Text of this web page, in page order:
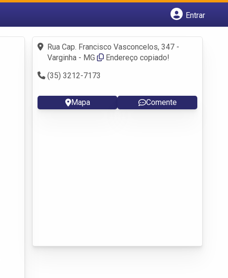
Entrar
Fazer login
Criar conta
Rua Cap. Francisco Vasconcelos, 347 -
Varginha - MG
Endereço copiado!
(35) 3212-7173
Mapa Comente